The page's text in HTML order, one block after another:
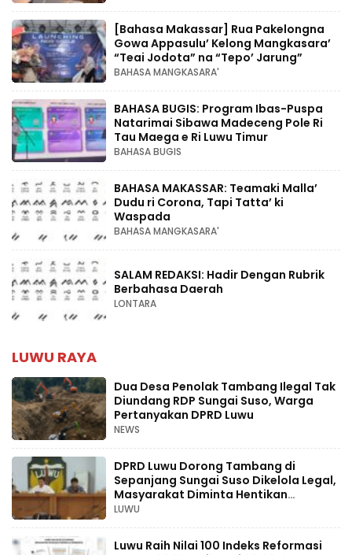
[Bahasa Makassar] Rua Pakelongna
Gowa Appasulu’ Kelong Mangkasara’
“Teai Jodota” na “Tepo’ Jarung”
BAHASA MANGKASARA'
BAHASA BUGIS: Program Ibas-Puspa
Natarimai Sibawa Madeceng Pole Ri
Tau Maega e Ri Luwu Timur
BAHASA BUGIS
BAHASA MAKASSAR: Teamaki Malla’
Dudu ri Corona, Tapi Tatta’ ki
Waspada
BAHASA MANGKASARA'
SALAM REDAKSI: Hadir Dengan Rubrik
Berbahasa Daerah
LONTARA
LUWU RAYA
Dua Desa Penolak Tambang Ilegal Tak
Diundang RDP Sungai Suso, Warga
Pertanyakan DPRD Luwu
NEWS
DPRD Luwu Dorong Tambang di
Sepanjang Sungai Suso Dikelola Legal,
Masyarakat Diminta Hentikan
Aktivitas Ilegal
LUWU
Luwu Raih Nilai 100 Indeks Reformasi